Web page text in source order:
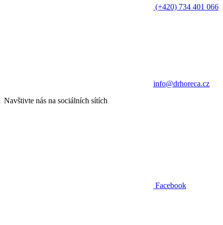
(+420) 734 401 066
info@drhoreca.cz
Navštivte nás na sociálních sítích
Facebook